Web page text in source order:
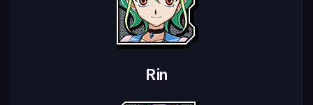
Rin